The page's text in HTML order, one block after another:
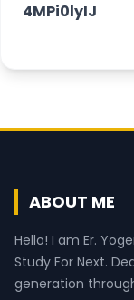
4MPi0lyIJ
ABOUT ME
Hello! I am Er.
Study For Next.
generation